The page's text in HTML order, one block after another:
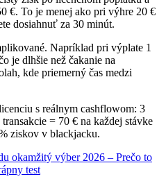
€. To je menej ako pri výhre 20 €
dosiahnuť za 30 minút.
Napríklad pri výplate 1
je dlhšie než čakanie na
kde priemerný čas medzi
s reálnym cashflowom: 3
= 70 € na každej stávke
ziskov v blackjacku.
okamžitý výber 2026 – Prečo to
test